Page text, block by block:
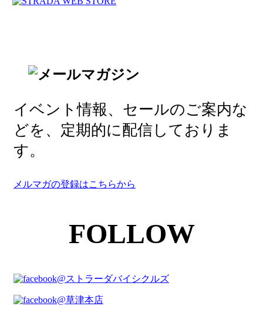
イベント情報、セールのご案内な
どを、定期的に配信しておりま
す。
メルマガの登録はこちらから
FOLLOW
@ストラーダバイシクルズ
@草津本店